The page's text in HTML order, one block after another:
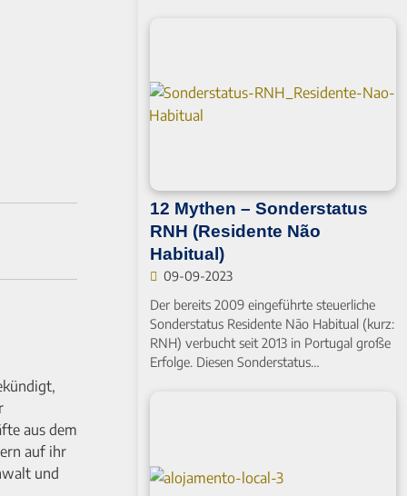
aus dem
auf ihr
und
12 Mythen – Sonderstatus
RNH (Residente Não
Habitual)
09-09-2023
Der bereits 2009 eingeführte steuerliche
Sonderstatus Residente Não Habitual (kurz:
RNH) verbucht seit 2013 in Portugal große
Erfolge. Diesen Sonderstatus…